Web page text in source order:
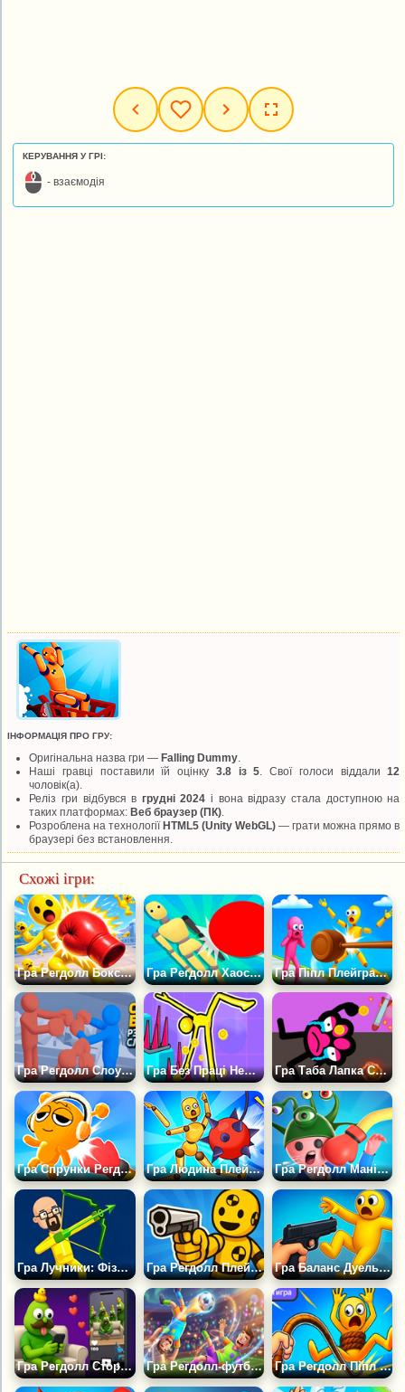
КЕРУВАННЯ У ГРІ:
- взаємодія
ІНФОРМАЦІЯ ПРО ГРУ:
Оригінальна назва гри —Falling Dummy
Наші гравці поставили їй оцінку 3.8 із 5 . Свої голоси віддали12
чоловік(а).
Реліз гри відбувся в грудні 2024 і вона відразу стала доступною на
таких платформах:Веб браузер (ПК)
Розроблена на технологіїHTML5 (Unity WebGL) — грати можна прямо в
браузері без встановлення.
Схожі ігри:
Гра Регдолл Бокс Переможи Всіх Гра Регдолл Хаос: Зроби Боляче Людині Гра Піпл Плейграунд Регдолл Арена
Гра Регдолл Слоумо Гра Без Праці Немає Результату: Пісочниця Для Регдоллів Гра Таба Лапка Сквіш з Руками і Ногами Регдолл
Гра Спрунки Регдолл: Бокс 3D Гра Людина Плейграунд: Регдолл Шоу Гра Регдолл Манія: Міні Ігри
Гра Лучники: Фізика Регдолла Гра Регдолл Плейграунд Стрільбище Гра Баланс Дуель: Регдолл Екшен
Гра Регдолл Сторіс Створи Свою Плейграунд Стрічку Гра Регдолл-футбол Гра Регдолл Піпл і Батіг Лють Устрой Дестрой